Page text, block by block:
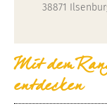
38871
Mit dem
entdecken